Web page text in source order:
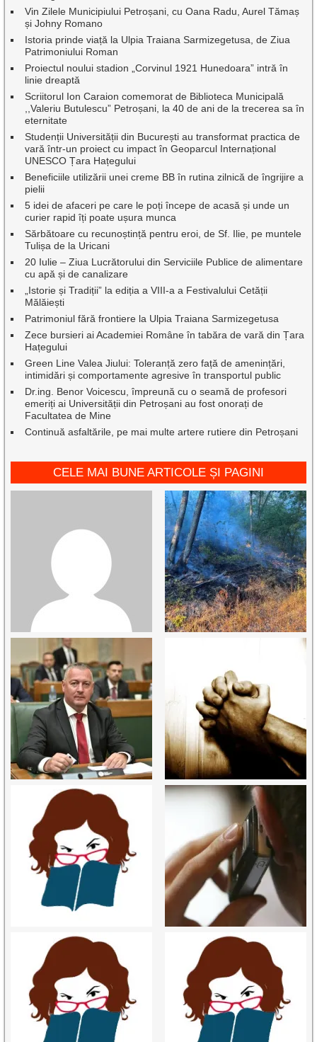
Vin Zilele Municipiului Petroșani, cu Oana Radu, Aurel Tămaș
și Johny Romano
Istoria prinde viață la Ulpia Traiana Sarmizegetusa, de Ziua
Patrimoniului Roman
Proiectul noului stadion „Corvinul 1921 Hunedoara” intră în
linie dreaptă
Scriitorul Ion Caraion comemorat de Biblioteca Municipală
,,Valeriu Butulescu” Petroșani, la 40 de ani de la trecerea sa în
eternitate
Studenții Universității din București au transformat practica de
vară într-un proiect cu impact în Geoparcul Internațional
UNESCO Țara Hațegului
Beneficiile utilizării unei creme BB în rutina zilnică de îngrijire a
pielii
5 idei de afaceri pe care le poți începe de acasă și unde un
curier rapid îți poate ușura munca
Sărbătoare cu recunoștință pentru eroi, de Sf. Ilie, pe muntele
Tulișa de la Uricani
20 Iulie – Ziua Lucrătorului din Serviciile Publice de alimentare
cu apă și de canalizare
„Istorie și Tradiții” la ediția a VIII-a a Festivalului Cetății
Mălăiești
Patrimoniul fără frontiere la Ulpia Traiana Sarmizegetusa
Zece bursieri ai Academiei Române în tabăra de vară din Țara
Hațegului
Green Line Valea Jiului: Toleranță zero față de amenințări,
intimidări și comportamente agresive în transportul public
Dr.ing. Benor Voicescu, împreună cu o seamă de profesori
emeriți ai Universității din Petroșani au fost onorați de
Facultatea de Mine
Continuă asfaltările, pe mai multe artere rutiere din Petroșani
CELE MAI BUNE ARTICOLE ȘI PAGINI